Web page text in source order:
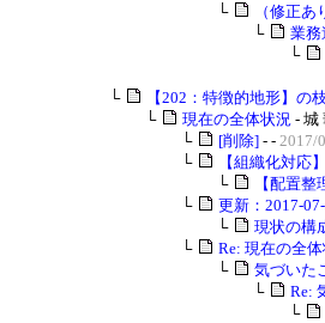
└
（修正
└
業務
└
└
【202：特徴的地形】の
└
現在の全体状況 - 城
└
[削除] - - 2017/
└
【組織化対応】
└
【配置整
└
更新：2017-
└
現状の構
└
Re: 現在の全体
└
気づいた
└
Re:
└